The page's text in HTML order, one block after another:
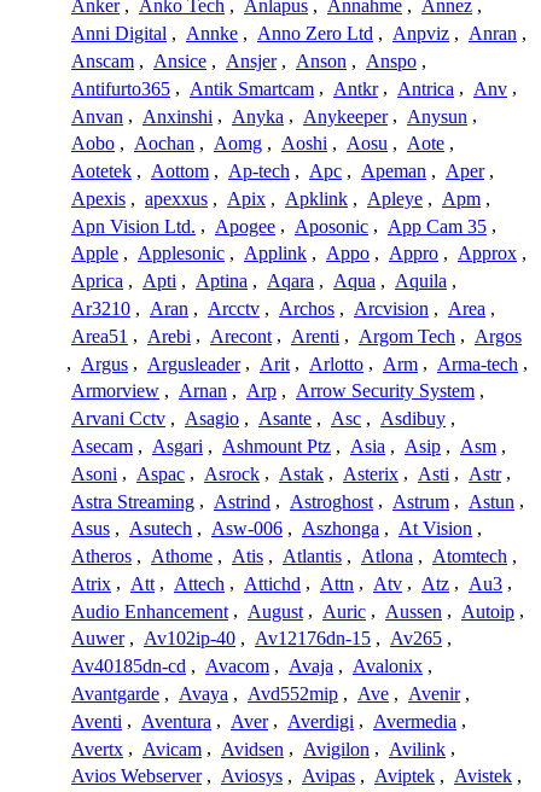
Anker , Anko Tech , Anlapus , Annahme , Annez ,
Anni Digital , Annke , Anno Zero Ltd , Anpviz , Anran ,
Anscam , Ansice , Ansjer , Anson , Anspo ,
Antifurto365 , Antik Smartcam , Antkr , Antrica , Anv ,
Anvan , Anxinshi , Anyka , Anykeeper , Anysun ,
Aobo , Aochan , Aomg , Aoshi , Aosu , Aote ,
Aotetek , Aottom , Ap-tech , Apc , Apeman , Aper ,
Apexis , apexxus , Apix , Apklink , Apleye , Apm ,
Apn Vision Ltd. , Apogee , Aposonic , App Cam 35 ,
Apple , Applesonic , Applink , Appo , Appro , Approx ,
Aprica , Apti , Aptina , Aqara , Aqua , Aquila ,
Ar3210 , Aran , Arcctv , Archos , Arcvision , Area ,
Area51 , Arebi , Arecont , Arenti , Argom Tech , Argos
, Argus , Argusleader , Arit , Arlotto , Arm , Arma-tech ,
Armorview , Arnan , Arp , Arrow Security System ,
Arvani Cctv , Asagio , Asante , Asc , Asdibuy ,
Asecam , Asgari , Ashmount Ptz , Asia , Asip , Asm ,
Asoni , Aspac , Asrock , Astak , Asterix , Asti , Astr ,
Astra Streaming , Astrind , Astroghost , Astrum , Astun ,
Asus , Asutech , Asw-006 , Aszhonga , At Vision ,
Atheros , Athome , Atis , Atlantis , Atlona , Atomtech ,
Atrix , Att , Attech , Attichd , Attn , Atv , Atz , Au3 ,
Audio Enhancement , August , Auric , Aussen , Autoip ,
Auwer , Av102ip-40 , Av12176dn-15 , Av265 ,
Av40185dn-cd , Avacom , Avaja , Avalonix ,
Avantgarde , Avaya , Avd552mip , Ave , Avenir ,
Aventi , Aventura , Aver , Averdigi , Avermedia ,
Avertx , Avicam , Avidsen , Avigilon , Avilink ,
Avios Webserver , Aviosys , Avipas , Aviptek , Avistek ,